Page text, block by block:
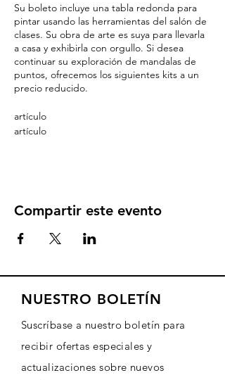
Su boleto incluye una tabla redonda para
pintar usando las herramientas del salón de
clases. Su obra de arte es suya para llevarla
a casa y exhibirla con orgullo. Si desea
continuar su exploración de mandalas de
puntos, ofrecemos los siguientes kits a un
precio reducido.
artículo
artículo
Compartir este evento
NUESTRO BOLETÍN
Suscríbase a nuestro boletín para
recibir ofertas especiales y
actualizaciones sobre nuevos